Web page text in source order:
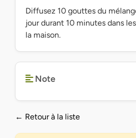
Diffusez 10 gouttes du
jour durant 10 minutes dans
la maison.
Note
← Retour à la liste